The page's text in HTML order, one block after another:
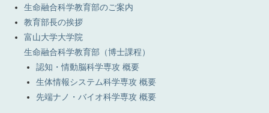
生命融合科学教育部のご案内
教育部長の挨拶
富山大学大学院
生命融合科学教育部（博士課程）
認知・情動脳科学専攻 概要
生体情報システム科学専攻 概要
先端ナノ・バイオ科学専攻 概要